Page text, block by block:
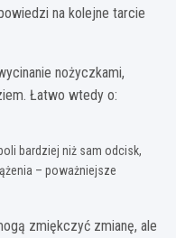
na kolejne tarcie
nożyczkami,
Łatwo wtedy o:
bardziej niż sam odcisk,
– poważniejsze
zmiękczyć zmianę, ale